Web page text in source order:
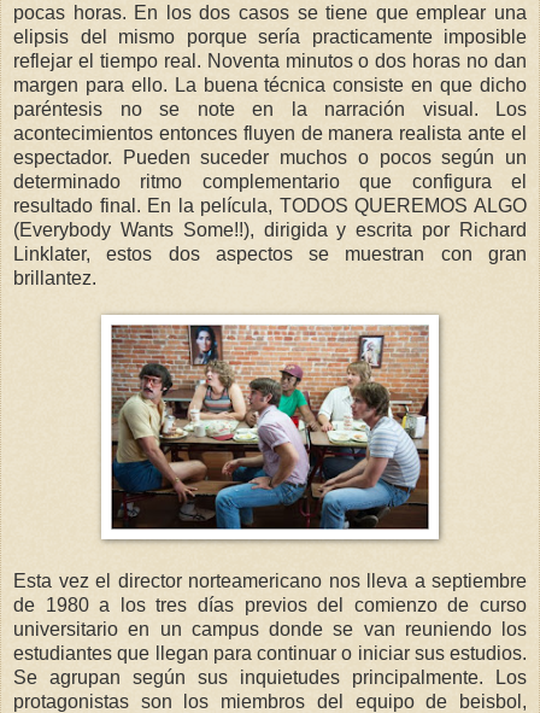
pocas horas. En los dos casos se tiene que emplear una
elipsis del mismo porque sería practicamente imposible
reflejar el tiempo real. Noventa minutos o dos horas no dan
margen para ello. La buena técnica consiste en que dicho
paréntesis no se note en la narración visual. Los
acontecimientos entonces fluyen de manera realista ante el
espectador. Pueden suceder muchos o pocos según un
determinado ritmo complementario que configura el
resultado final. En la película, TODOS QUEREMOS ALGO
(Everybody Wants Some!!), dirigida y escrita por Richard
Linklater, estos dos aspectos se muestran con gran
brillantez.
Esta vez el director norteamericano nos lleva a septiembre
de 1980 a los tres días previos del comienzo de curso
universitario en un campus donde se van reuniendo los
estudiantes que llegan para continuar o iniciar sus estudios.
Se agrupan según sus inquietudes principalmente. Los
protagonistas son los miembros del equipo de beisbol,